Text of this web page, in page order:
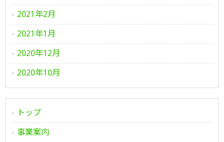
2021年2月
2021年1月
2020年12月
2020年10月
トップ
事業案内